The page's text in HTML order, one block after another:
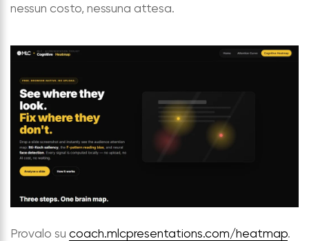
nessun costo, nessuna attesa.
Provalo su coach.mlcpresentations.com/heatmap.